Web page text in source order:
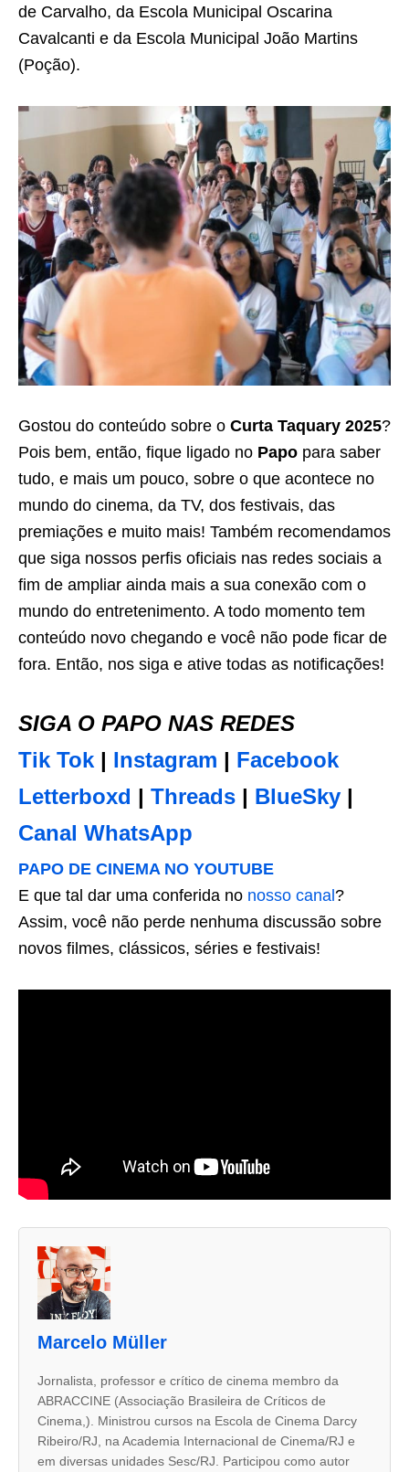
de Carvalho, da Escola Municipal Oscarina
Cavalcanti e da Escola Municipal João Martins
(Poção).
Gostou do conteúdo sobre o Curta Taquary 2025?
Pois bem, então, fique ligado no Papo para saber
tudo, e mais um pouco, sobre o que acontece no
mundo do cinema, da TV, dos festivais, das
premiações e muito mais! Também recomendamos
que siga nossos perfis oficiais nas redes sociais a
fim de ampliar ainda mais a sua conexão com o
mundo do entretenimento. A todo momento tem
conteúdo novo chegando e você não pode ficar de
fora. Então, nos siga e ative todas as notificações!
SIGA O PAPO NAS REDES
Tik Tok | Instagram | Facebook
Letterboxd | Threads | BlueSky |
Canal WhatsApp
PAPO DE CINEMA NO YOUTUBE
E que tal dar uma conferida no nosso canal ?
Assim, você não perde nenhuma discussão sobre
novos filmes, clássicos, séries e festivais!
Marcelo Müller
Jornalista, professor e crítico de cinema membro da
ABRACCINE (Associação Brasileira de Críticos de
Cinema,). Ministrou cursos na Escola de Cinema Darcy
Ribeiro/RJ, na Academia Internacional de Cinema/RJ e
em diversas unidades Sesc/RJ. Participou como autor